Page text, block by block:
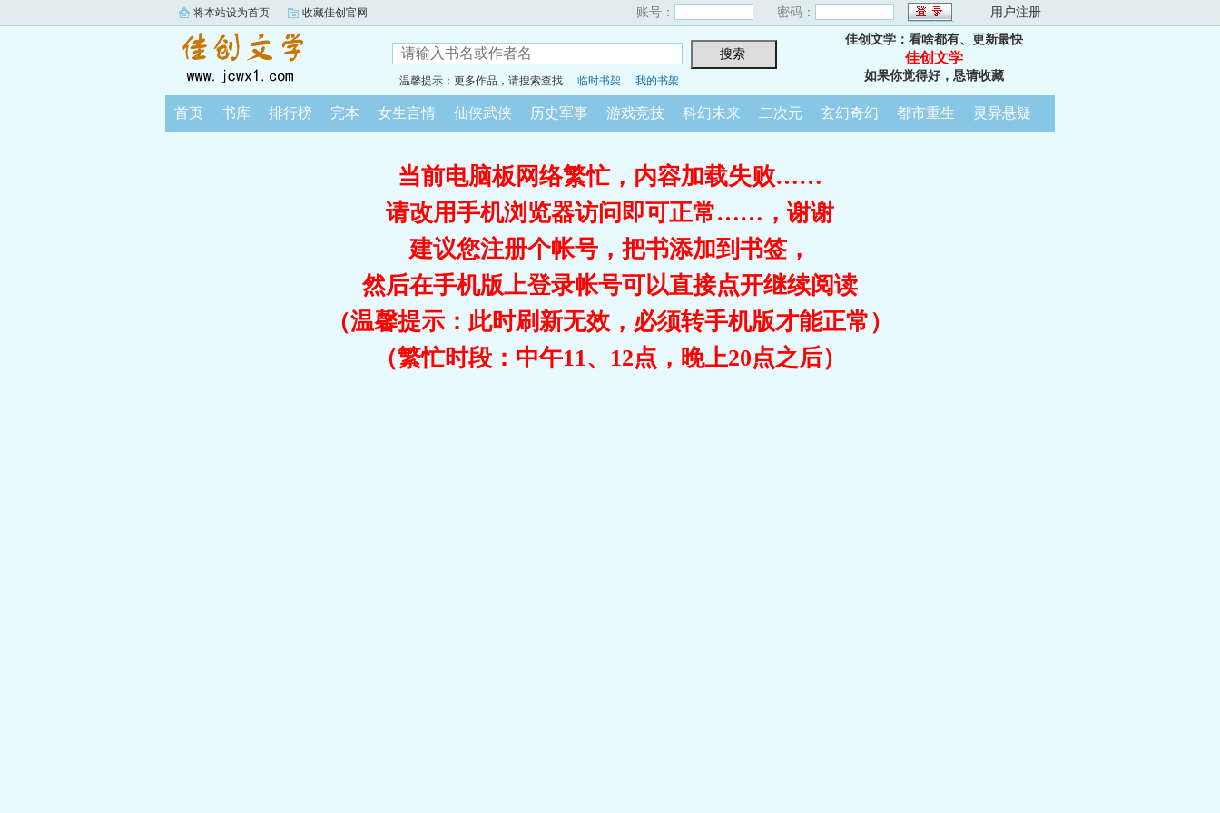
将本站设为首页 收藏佳创官网 账号： 密码： 用户注册
温馨提示：更多作品，请搜索查找 临时书架 我的书架
佳创文学：看啥都有、更新最快
佳创文学
如果你觉得好，恳请收藏
首页 书库 排行榜 完本 女生言情 仙侠武侠 历史军事 游戏竞技 科幻未来 二次元 玄幻奇幻 都市重生 灵异悬疑
当前电脑板网络繁忙，内容加载失败……
请改用手机浏览器访问即可正常……，谢谢
建议您注册个帐号，把书添加到书签，
然后在手机版上登录帐号可以直接点开继续阅读
（温馨提示：此时刷新无效，必须转手机版才能正常）
（繁忙时段：中午11、12点，晚上20点之后）